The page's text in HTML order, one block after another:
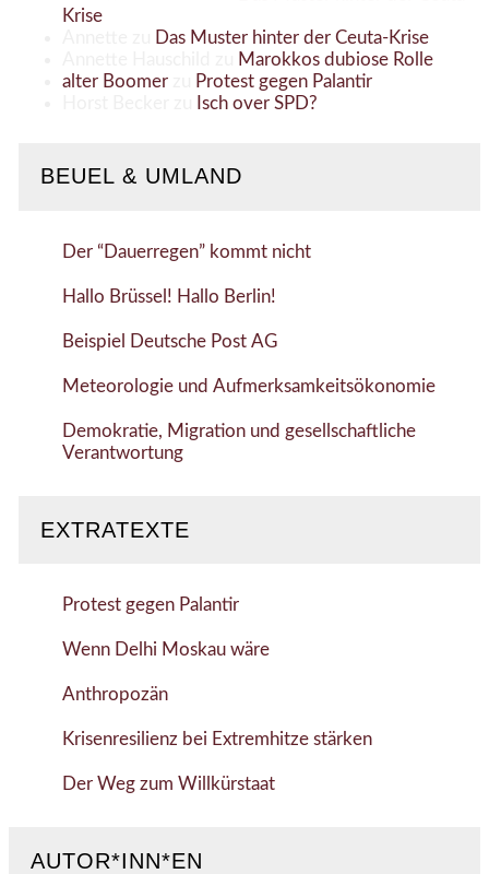
Krise
Das Muster hinter der Ceuta-Krise
Marokkos dubiose Rolle
alter Boomerzu
Protest gegen Palantir
Isch over SPD?
BEUEL & UMLAND
Der “Dauerregen” kommt nicht
Hallo Brüssel! Hallo Berlin!
Beispiel Deutsche Post AG
Meteorologie und Aufmerksamkeitsökonomie
Demokratie, Migration und gesellschaftliche
Verantwortung
EXTRATEXTE
Protest gegen Palantir
Wenn Delhi Moskau wäre
Anthropozän
Krisenresilienz bei Extremhitze stärken
Der Weg zum Willkürstaat
AUTOR*INN*EN